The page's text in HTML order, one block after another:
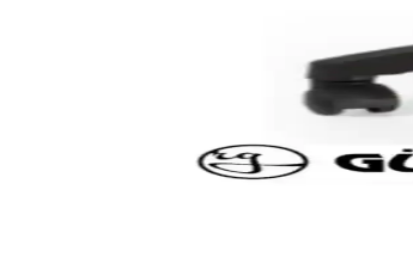
Yüksek Kaliteli ADASRA Laminasyon
ADASRA Laminasyon Filmi A4 125 Mikron, yüksek
Umix Telli Plastik Dosya Mavi 50'li Set
Umix markasının 50'li mavi telli plastik dosyası,